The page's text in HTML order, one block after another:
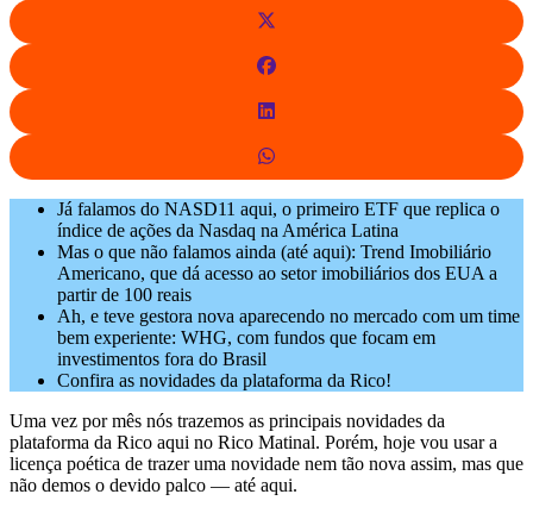
Já falamos do NASD11 aqui, o primeiro ETF que replica o
índice de ações da Nasdaq na América Latina
Mas o que não falamos ainda (até aqui): Trend Imobiliário
Americano, que dá acesso ao setor imobiliários dos EUA a
partir de 100 reais
Ah, e teve gestora nova aparecendo no mercado com um time
bem experiente: WHG, com fundos que focam em
investimentos fora do Brasil
Confira as novidades da plataforma da Rico!
Uma vez por mês nós trazemos as principais novidades da
plataforma da Rico aqui no Rico Matinal. Porém, hoje vou usar a
licença poética de trazer uma novidade nem tão nova assim, mas que
não demos o devido palco — até aqui.